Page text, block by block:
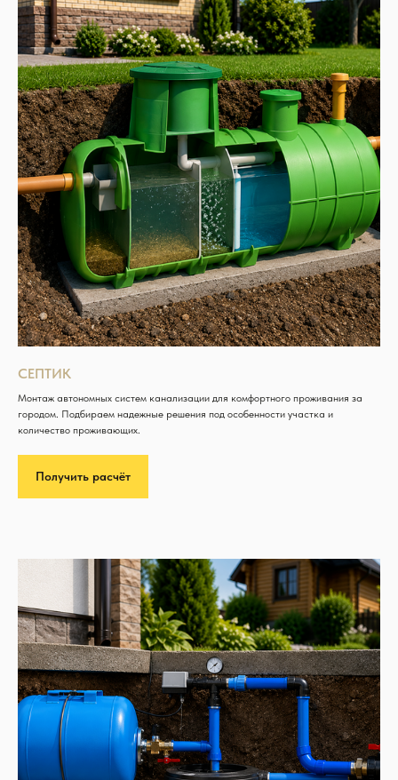
СЕПТИК
Монтаж автономных систем канализации для комфортного проживания за
городом. Подбираем надежные решения под особенности участка и
количество проживающих.
Получить расчёт